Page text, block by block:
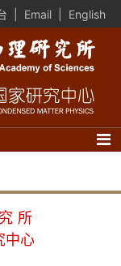
Email English
所
中心